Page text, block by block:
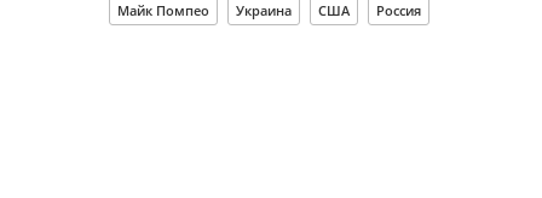
Майк Помпео Украина США Россия